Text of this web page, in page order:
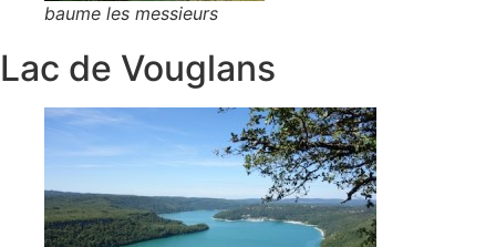
baume les messieurs
Lac de Vouglans